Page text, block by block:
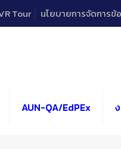
Tour นโยบายการจัดการข้
AUN-QA/EdPEx